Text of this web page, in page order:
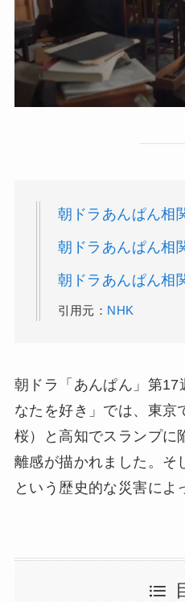
朝ドラあんぱん相
朝ドラあんぱん相
朝ドラあんぱん相
引用元： NHK
朝ドラ「あんぱん」第
なたを好き」では、東京
桜）と高知でスランプに
離感が描かれました。そ
という歴史的な災害によ